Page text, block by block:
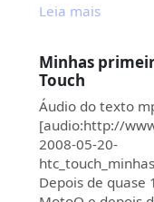
Leia mais
Minhas
Touch
Áudio do texto
[audio:http://
2008-05-20-
Depois de quase